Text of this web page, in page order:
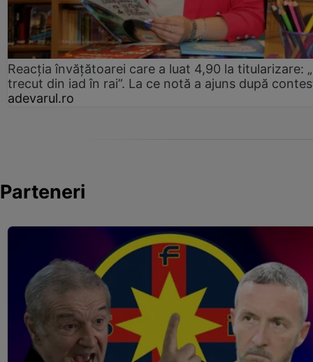
Reacția învățătoarei care a luat 4,90 la titularizare:
trecut din iad în rai”. La ce notă a ajuns după
adevarul.ro
Parteneri